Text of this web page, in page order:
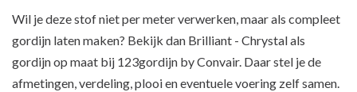
Wil je deze stof niet per meter verwerken, maar als compleet
gordijn laten maken? Bekijk dan Brilliant - Chrystal als
gordijn op maat bij 123gordijn by Convair. Daar stel je de
afmetingen, verdeling, plooi en eventuele voering zelf samen.